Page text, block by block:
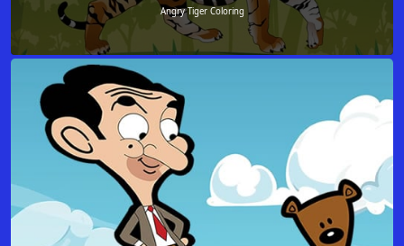
Angry Tiger Coloring